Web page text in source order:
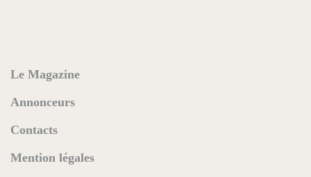
Le Magazine
Annonceurs
Contacts
Mention légales